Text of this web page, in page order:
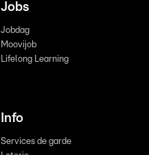
Jobs
Jobdag
Moovijob
Lifelong Learning
Info
Services de garde